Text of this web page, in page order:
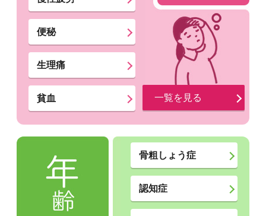
便秘
生理痛
貧血 一覧を見る
骨粗しょう症
認知症